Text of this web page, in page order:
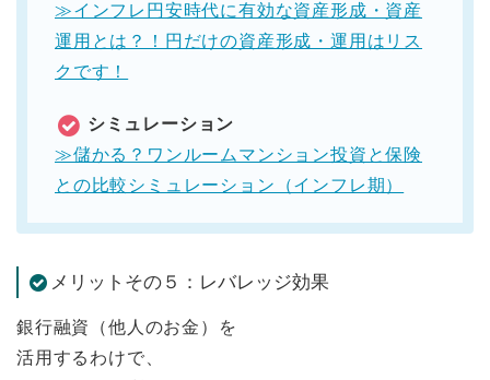
≫インフレ円安時代に有効な資産形成・資産
運用とは？！円だけの資産形成・運用はリス
クです！
シミュレーション
≫儲かる？ワンルームマンション投資と保険
との比較シミュレーション（インフレ期）
メリットその５：レバレッジ効果
銀行融資（他人のお金）を
活用するわけで、